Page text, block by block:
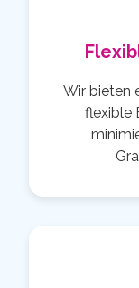
Wir bieten
flexible